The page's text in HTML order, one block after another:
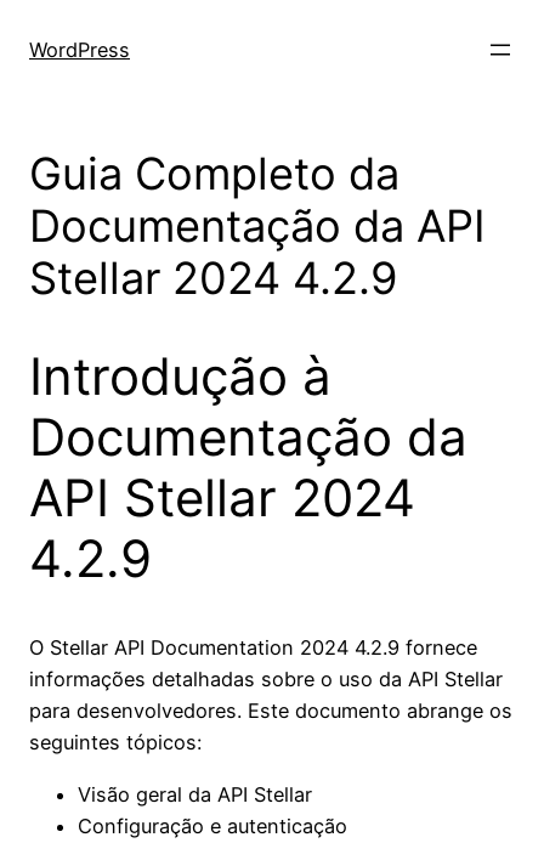
WordPress
Guia Completo da
Documentação da API
Stellar 2024 4.2.9
Introdução à
Documentação da
API Stellar 2024
4.2.9
O Stellar API Documentation 2024 4.2.9 fornece
informações detalhadas sobre o uso da API Stellar
para desenvolvedores. Este documento abrange os
seguintes tópicos:
Visão geral da API Stellar
Configuração e autenticação